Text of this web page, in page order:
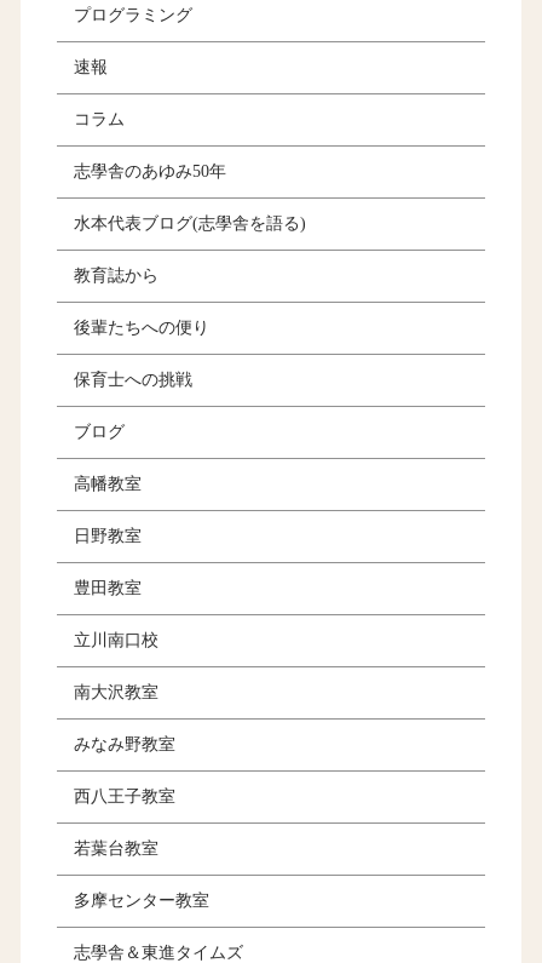
プログラミング
速報
コラム
志學舎のあゆみ50年
水本代表ブログ(志學舎を語る)
教育誌から
後輩たちへの便り
保育士への挑戦
ブログ
高幡教室
日野教室
豊田教室
立川南口校
南大沢教室
みなみ野教室
西八王子教室
若葉台教室
多摩センター教室
志學舎＆東進タイムズ